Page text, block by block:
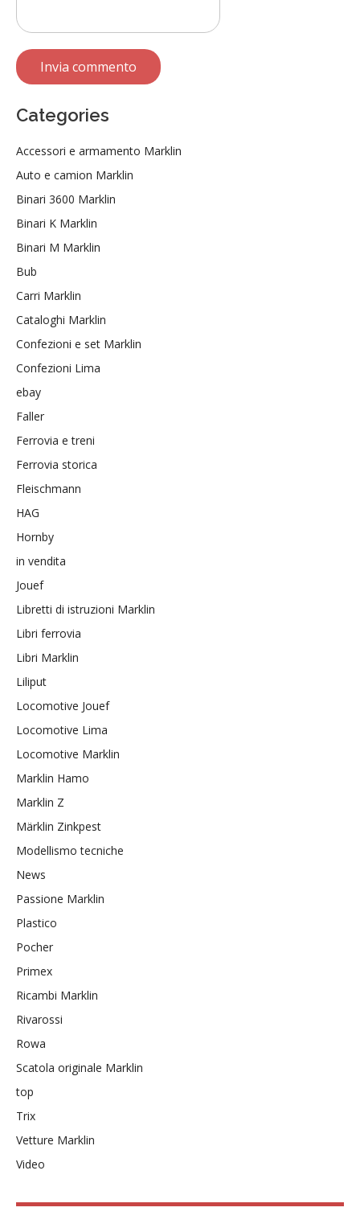
Categories
Accessori e armamento Marklin
Auto e camion Marklin
Binari 3600 Marklin
Binari K Marklin
Binari M Marklin
Bub
Carri Marklin
Cataloghi Marklin
Confezioni e set Marklin
Confezioni Lima
ebay
Faller
Ferrovia e treni
Ferrovia storica
Fleischmann
HAG
Hornby
in vendita
Jouef
Libretti di istruzioni Marklin
Libri ferrovia
Libri Marklin
Liliput
Locomotive Jouef
Locomotive Lima
Locomotive Marklin
Marklin Hamo
Marklin Z
Märklin Zinkpest
Modellismo tecniche
News
Passione Marklin
Plastico
Pocher
Primex
Ricambi Marklin
Rivarossi
Rowa
Scatola originale Marklin
top
Trix
Vetture Marklin
Video